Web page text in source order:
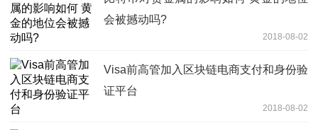
会被撼动吗?
2018-08-02
Visa前高管加入区块链电商支付和身份验
证平台
2018-08-02